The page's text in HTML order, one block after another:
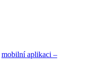
mobilní aplikaci –